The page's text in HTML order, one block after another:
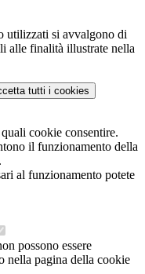
utilizzati si avvalgono di
alle finalità illustrate nella
tutti i cookies
cookie consentire.
il funzionamento della
al funzionamento potete
possono essere
nella pagina della cookie